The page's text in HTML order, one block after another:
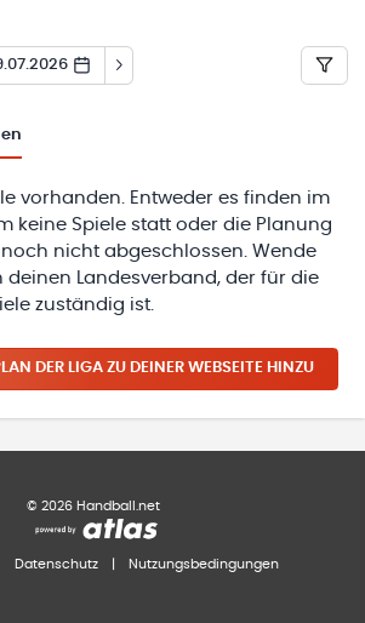
vorhanden. Entweder es finden im
keine Spiele statt oder die Planung
nicht abgeschlossen. Wende
deinen Landesverband, der für die
zuständig ist.
DER LIGA ZU DEINER WEBSEITE HINZU
© 2026 Handball.net
Datenschutz Nutzungsbedingungen